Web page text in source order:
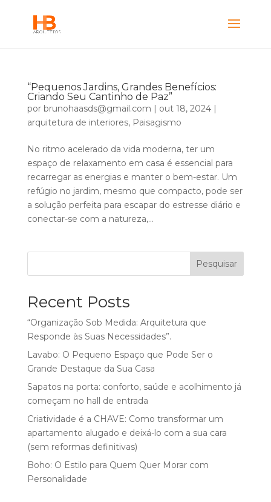
“Pequenos Jardins, Grandes Benefícios:
Criando Seu Cantinho de Paz”
por brunohaasds@gmail.com | out 18, 2024|
arquitetura de interiores, Paisagismo
No ritmo acelerado da vida moderna, ter um
espaço de relaxamento em casa é essencial para
recarregar as energias e manter o bem-estar. Um
refúgio no jardim, mesmo que compacto, pode ser
a solução perfeita para escapar do estresse diário e
conectar-se com a natureza,...
Pesquisar
Recent Posts
“Organização Sob Medida: Arquitetura que
Responde às Suas Necessidades”.
Lavabo: O Pequeno Espaço que Pode Ser o
Grande Destaque da Sua Casa
Sapatos na porta: conforto, saúde e acolhimento já
começam no hall de entrada
Criatividade é a CHAVE: Como transformar um
apartamento alugado e deixá-lo com a sua cara
(sem reformas definitivas)
Boho: O Estilo para Quem Quer Morar com
Personalidade